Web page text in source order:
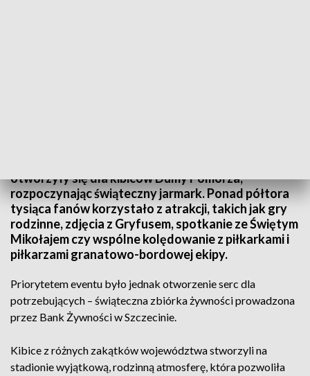
otworzyły się dla kibiców Dumy Pomorza,
rozpoczynając świąteczny jarmark. Ponad półtora
tysiąca fanów korzystało z atrakcji, takich jak gry
rodzinne, zdjęcia z Gryfusem, spotkanie ze Świętym
Mikołajem czy wspólne kolędowanie z piłkarkami i
piłkarzami granatowo-bordowej ekipy.
Priorytetem eventu było jednak otworzenie serc dla
potrzebujących – świąteczna zbiórka żywności prowadzona
przez Bank Żywności w Szczecinie.
Kibice z różnych zakątków województwa stworzyli na
stadionie wyjątkową, rodzinną atmosferę, która pozwoliła